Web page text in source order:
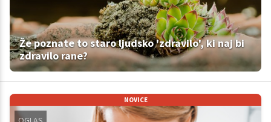
Že poznate to staro ljudsko 'zdravilo', ki naj bi
zdravilo rane?
NOVICE